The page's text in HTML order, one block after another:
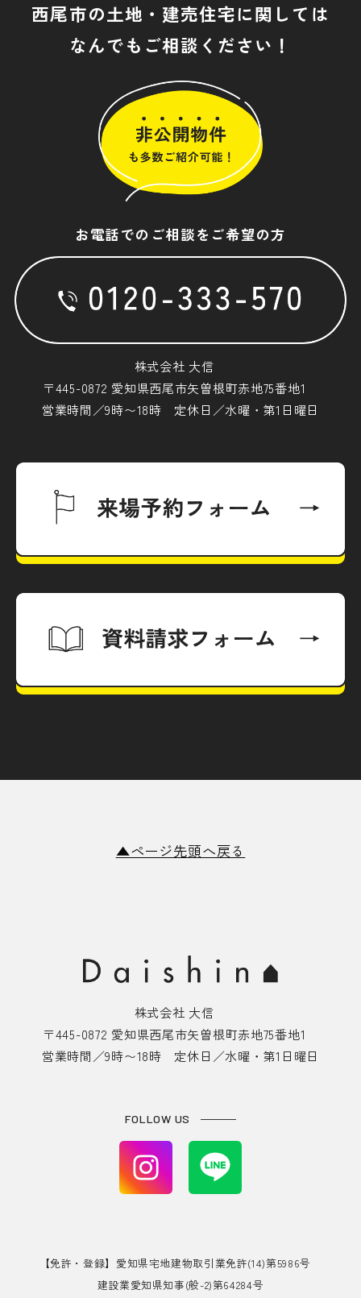
西尾市の土地・建売住宅に関しては
なんでもご相談ください！
お電話でのご相談をご希望の方
株式会社 大信
〒445-0872 愛知県西尾市矢曽根町赤地75番地1
営業時間／9時〜18時 定休日／水曜・第1日曜日
▲ページ先頭へ戻る
株式会社 大信
〒445-0872 愛知県西尾市矢曽根町赤地75番地1
営業時間／9時〜18時 定休日／水曜・第1日曜日
FOLLOW US
【免許・登録】愛知県宅地建物取引業免許(14)第5986号
建設業愛知県知事(般-2)第64284号